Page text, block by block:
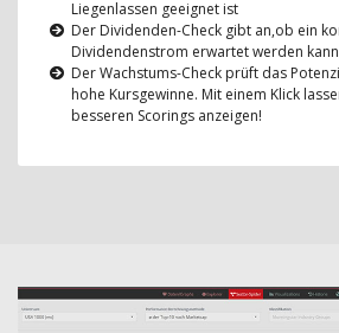
Liegenlassen geeignet ist
Der Dividenden-Check gibt an,ob ein
Dividendenstrom erwartet werden kann
Der Wachstums-Check prüft das
hohe Kursgewinne. Mit einem Klick
besseren Scorings anzeigen!